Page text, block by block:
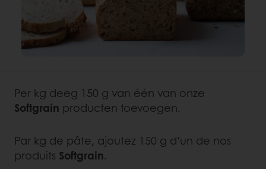
Per kg deeg 150 g van één van onze
Softgrain producten toevoegen.
Par kg de pâte, ajoutez 150 g d’un de nos
produits Softgrain.